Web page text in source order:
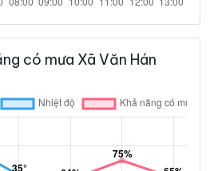
có mưa Xã Văn Hán